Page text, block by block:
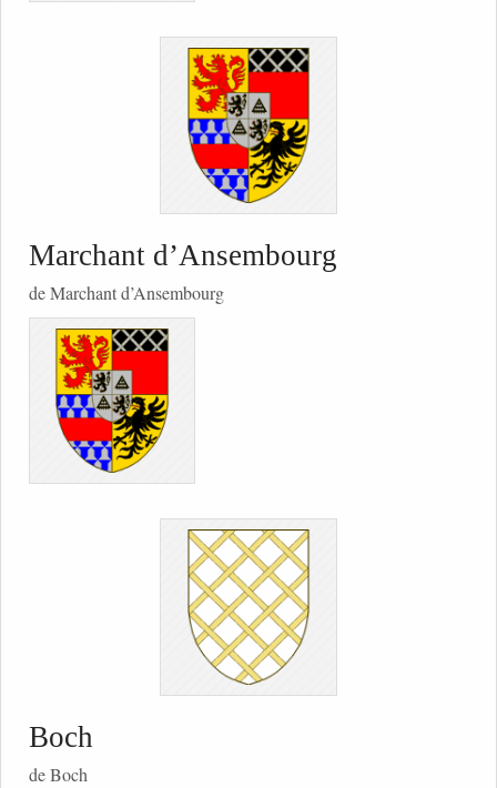
Marchant d’Ansembourg
de Marchant d’Ansembourg
Boch
de Boch